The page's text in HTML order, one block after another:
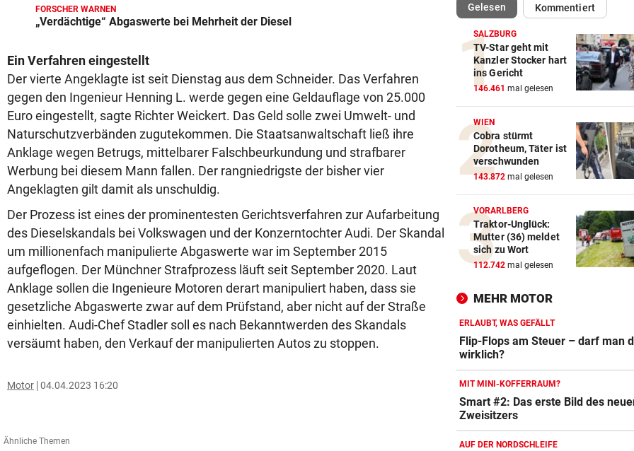
FORSCHER WARNEN
„Verdächtige“ Abgaswerte bei Mehrheit der Diesel
Ein Verfahren eingestellt
Der vierte Angeklagte ist seit Dienstag aus dem Schneider. Das Verfahren
gegen den Ingenieur Henning L. werde gegen eine Geldauflage von 25.000
Euro eingestellt, sagte Richter Weickert. Das Geld solle zwei Umwelt- und
Naturschutzverbänden zugutekommen. Die Staatsanwaltschaft ließ ihre
Anklage wegen Betrugs, mittelbarer Falschbeurkundung und strafbarer
Werbung bei diesem Mann fallen. Der rangniedrigste der bisher vier
Angeklagten gilt damit als unschuldig.
Der Prozess ist eines der prominentesten Gerichtsverfahren zur Aufarbeitung
des Dieselskandals bei Volkswagen und der Konzerntochter Audi. Der Skandal
um millionenfach manipulierte Abgaswerte war im September 2015
aufgeflogen. Der Münchner Strafprozess läuft seit September 2020. Laut
Anklage sollen die Ingenieure Motoren derart manipuliert haben, dass sie
gesetzliche Abgaswerte zwar auf dem Prüfstand, aber nicht auf der Straße
einhielten. Audi-Chef Stadler soll es nach Bekanntwerden des Skandals
versäumt haben, den Verkauf der manipulierten Autos zu stoppen.
Motor 04.04.2023 16:20
Ähnliche Themen
DIE „KRONE“ FRAGT NACH
Banken auf dem Prüfstand:
statt Filiale?
SOMMERGEWINNSPIEL 2026
3 x 1 Traumurlaub mit Lidl
gewinnen!
FEUER IN NORDITALIEN vor
Waldbrände eskalieren!
A4 teils gesperrt
KEINE SPUR ...
Fake-Hochzeit! Ronaldo hat
getäuscht
KINDHEITSERINNERUNGEN vor
wieder zurück
VATER VERSTORBEN vor
Lionel Messi reist mit
Trauerfeier
WIRBEL UM PRÄSIDENTEN vor 3
Statement! FIFA wittert
gegen Infantino
Gelesen(ausgewählt)Kommentiert
SALZBURG
TV-Star geht mit
Kanzler Stocker hart
ins Gericht
146.461 mal gelesen
WIEN
Cobra stürmt
Dorotheum, Täter ist
verschwunden
143.872 mal gelesen
VORARLBERG
Traktor-Unglück:
Mutter (36) meldet
sich zu Wort
112.742 mal gelesen
MEHR MOTOR
ERLAUBT, WAS GEFÄLLT
Flip-Flops am Steuer – darf man
wirklich?
MIT MINI-KOFFERRAUM?
Smart #2: Das erste Bild des
Zweisitzers
AUF DER NORDSCHLEIFE
Autobatterie Vergleich
ZUM VERGLEICH